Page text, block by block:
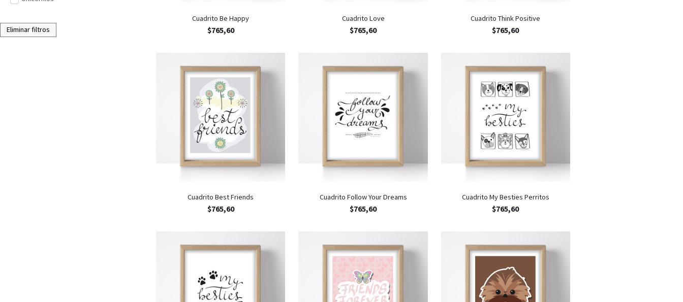
Eliminar filtros
Cuadrito Be Happy
$765,60
Cuadrito Love
$765,60
Cuadrito Think Positive
$765,60
Cuadrito Best Friends
$765,60
Cuadrito Follow Your Dreams
$765,60
Cuadrito My Besties Perritos
$765,60